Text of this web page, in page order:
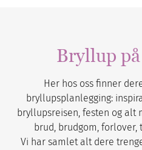
Bryllup
Her hos oss finner
bryllupsplanlegging:
bryllupsreisen, festen og
brud, brudgom,
Vi har samlet alt dere